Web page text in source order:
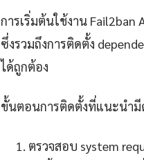
การเริ่มต้นใช้งาน
ซึ่งรวมถึงการติดตั้ง
ได้ถูกต้อง
ขั้นตอนการติดตั้งที่แนะนำมี
ตรวจสอบ system